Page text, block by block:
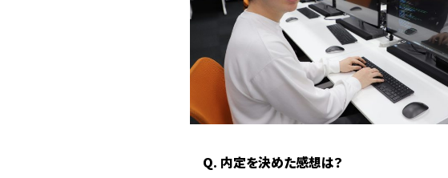
Q. 内定を決めた感想は？